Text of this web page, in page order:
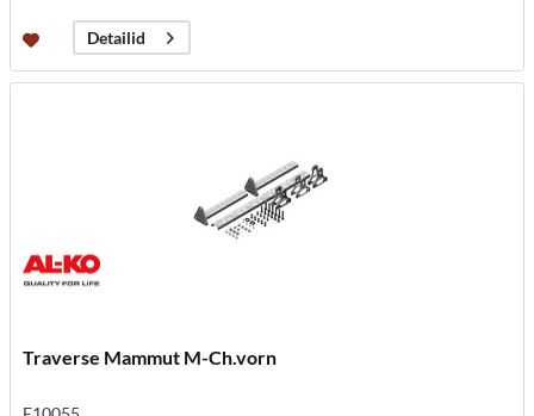
Detailid
Traverse Mammut M-Ch.vorn